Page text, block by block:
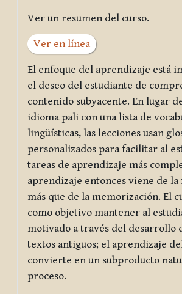
Ver un resumen del curso.
Ver en línea
El enfoque del aprendizaje está
el deseo del estudiante de
contenido subyacente. En lugar
idioma pāli con una lista de
lingüísticas, las lecciones usan
personalizados para facilitar al
tareas de aprendizaje más
aprendizaje entonces viene de
más que de la memorización. El
como objetivo mantener al
motivado a través del desarrollo
textos antiguos; el aprendizaje
convierte en un subproducto
proceso.